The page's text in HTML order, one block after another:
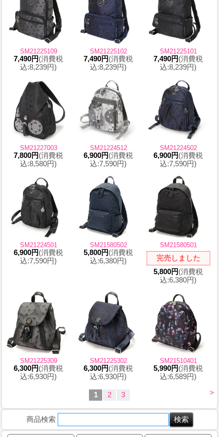
SM21225109
7,490円(消費税
込:8,239円)
SM21225102
7,490円(消費税
込:8,239円)
SM21225101
7,490円(消費税
込:8,239円)
SM21227003
7,800円(消費税
込:8,580円)
SM21224512
6,900円(消費税
込:7,590円)
SM21224502
6,900円(消費税
込:7,590円)
SM21224501
6,900円(消費税
込:7,590円)
SM21580502
5,800円(消費税
込:6,380円)
SM21580501
完売しました
5,800円(消費税
込:6,380円)
SM21225309
6,300円(消費税
込:6,930円)
SM21225302
6,300円(消費税
込:6,930円)
SM21510401
5,990円(消費税
込:6,589円)
>
1 2 3
商品検索